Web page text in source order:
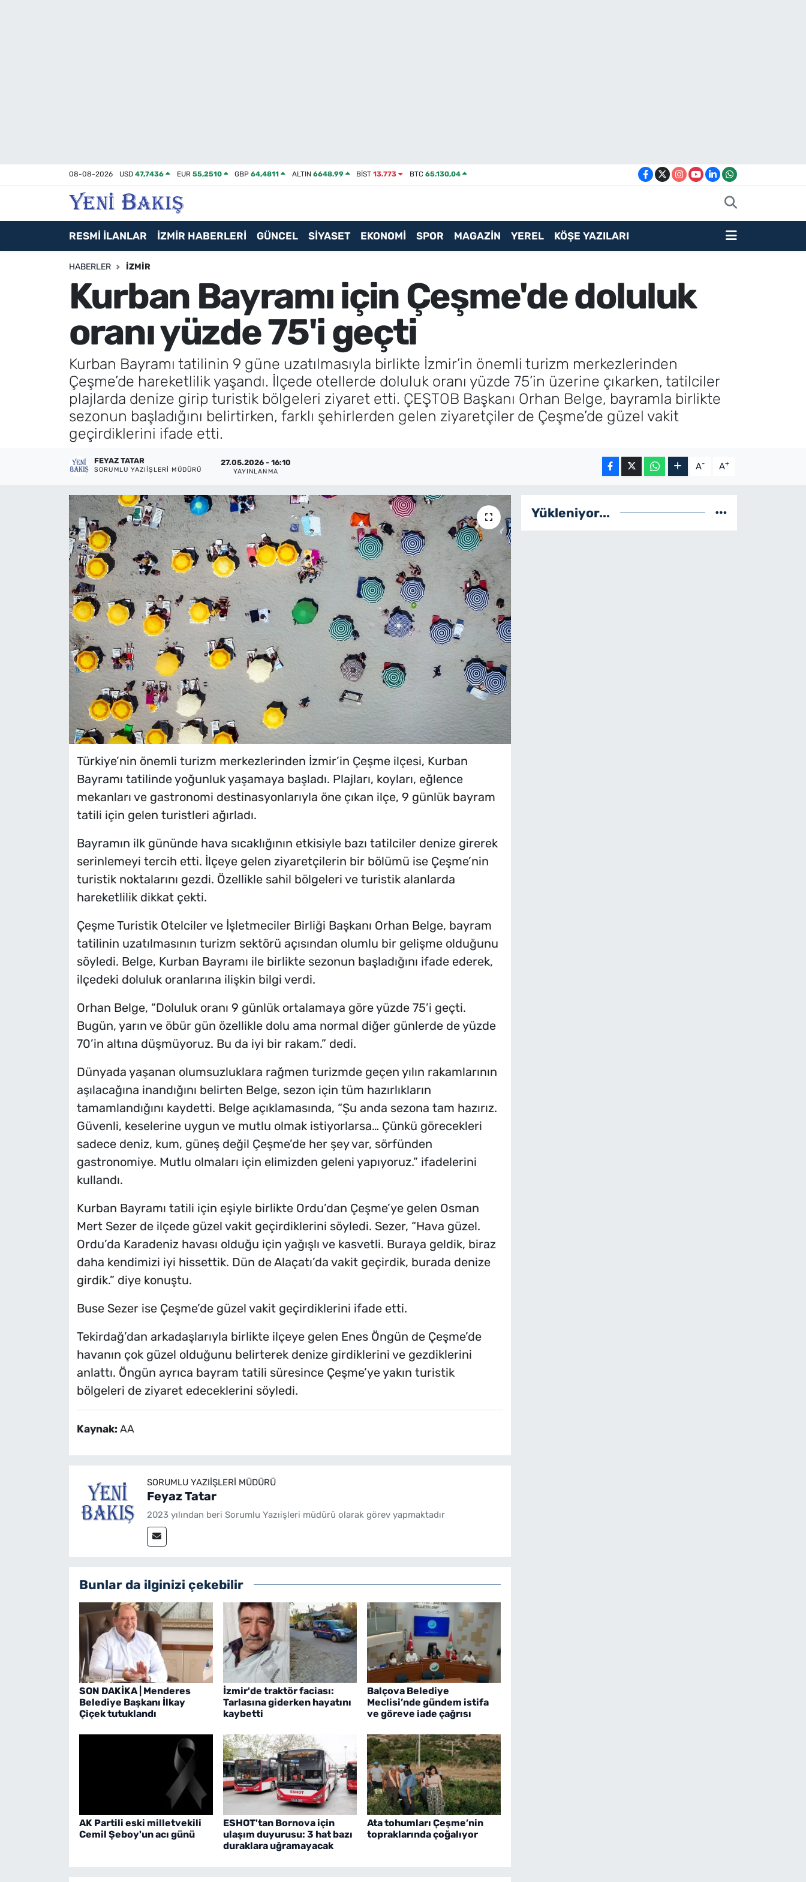
08-08-2026 USD47,7436 EUR 55,2510 GBP64,4811 ALTIN 6648.99 BİST13.773 BTC 65.130,04
RESMİ İLANLAR İZMİR HABERLERİ GÜNCEL SİYASET EKONOMİ SPOR MAGAZİN YEREL KÖŞE YAZILARI
HABERLER İZMIR
Kurban Bayramı için Çeşme'de doluluk
oranı yüzde 75'i geçti
Kurban Bayramı tatilinin 9 güne uzatılmasıyla birlikte İzmir’in önemli turizm merkezlerinden
Çeşme’de hareketlilik yaşandı. İlçede otellerde doluluk oranı yüzde 75’in üzerine çıkarken, tatilciler
plajlarda denize girip turistik bölgeleri ziyaret etti. ÇEŞTOB Başkanı Orhan Belge, bayramla birlikte
sezonun başladığını belirtirken, farklı şehirlerden gelen ziyaretçiler de Çeşme’de güzel vakit
geçirdiklerini ifade etti.
FEYAZ TATAR
SORUMLU YAZIIŞLERI MÜDÜRÜ
27.05.2026 - 16:10
YAYINLANMA A- A+
Türkiye’nin önemli turizm merkezlerinden İzmir’in Çeşme ilçesi, Kurban
Bayramı tatilinde yoğunluk yaşamaya başladı. Plajları, koyları, eğlence
mekanları ve gastronomi destinasyonlarıyla öne çıkan ilçe, 9 günlük bayram
tatili için gelen turistleri ağırladı.
Bayramın ilk gününde hava sıcaklığının etkisiyle bazı tatilciler denize girerek
serinlemeyi tercih etti. İlçeye gelen ziyaretçilerin bir bölümü ise Çeşme’nin
turistik noktalarını gezdi. Özellikle sahil bölgeleri ve turistik alanlarda
hareketlilik dikkat çekti.
Çeşme Turistik Otelciler ve İşletmeciler Birliği Başkanı Orhan Belge, bayram
tatilinin uzatılmasının turizm sektörü açısından olumlu bir gelişme olduğunu
söyledi. Belge, Kurban Bayramı ile birlikte sezonun başladığını ifade ederek,
ilçedeki doluluk oranlarına ilişkin bilgi verdi.
Orhan Belge, “Doluluk oranı 9 günlük ortalamaya göre yüzde 75’i geçti.
Bugün, yarın ve öbür gün özellikle dolu ama normal diğer günlerde de yüzde
70’in altına düşmüyoruz. Bu da iyi bir rakam.” dedi.
Dünyada yaşanan olumsuzluklara rağmen turizmde geçen yılın rakamlarının
aşılacağına inandığını belirten Belge, sezon için tüm hazırlıkların
tamamlandığını kaydetti. Belge açıklamasında, “Şu anda sezona tam hazırız.
Güvenli, keselerine uygun ve mutlu olmak istiyorlarsa… Çünkü görecekleri
sadece deniz, kum, güneş değil Çeşme’de her şey var, sörfünden
gastronomiye. Mutlu olmaları için elimizden geleni yapıyoruz.” ifadelerini
kullandı.
Kurban Bayramı tatili için eşiyle birlikte Ordu’dan Çeşme’ye gelen Osman
Mert Sezer de ilçede güzel vakit geçirdiklerini söyledi. Sezer, “Hava güzel.
Ordu’da Karadeniz havası olduğu için yağışlı ve kasvetli. Buraya geldik, biraz
daha kendimizi iyi hissettik. Dün de Alaçatı’da vakit geçirdik, burada denize
girdik.” diye konuştu.
Buse Sezer ise Çeşme’de güzel vakit geçirdiklerini ifade etti.
Tekirdağ’dan arkadaşlarıyla birlikte ilçeye gelen Enes Öngün de Çeşme’de
havanın çok güzel olduğunu belirterek denize girdiklerini ve gezdiklerini
anlattı. Öngün ayrıca bayram tatili süresince Çeşme’ye yakın turistik
bölgeleri de ziyaret edeceklerini söyledi.
Kaynak: AA
SORUMLU YAZIIŞLERI MÜDÜRÜ
Feyaz Tatar
2023 yılından beri Sorumlu Yazıişleri müdürü olarak görev yapmaktadır
Bunlar da ilginizi çekebilir
SON DAKİKA | Menderes
Belediye Başkanı İlkay
Çiçek tutuklandı
İzmir'de traktör faciası:
Tarlasına giderken hayatını
kaybetti
Balçova Belediye
Meclisi’nde gündem istifa
ve göreve iade çağrısı
AK Partili eski milletvekili
Cemil Şeboy'un acı günü
ESHOT'tan Bornova için
ulaşım duyurusu: 3 hat bazı
duraklara uğramayacak
Ata tohumları Çeşme’nin
topraklarında çoğalıyor
Yükleniyor...
Asayiş / Polis-Adliye
Magazin